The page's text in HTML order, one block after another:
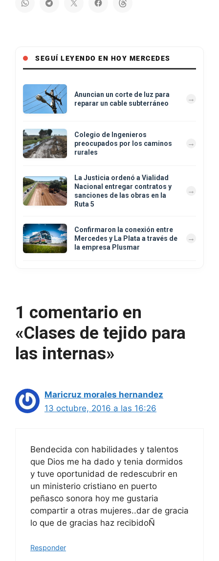
SEGUÍ LEYENDO EN HOY MERCEDES
Anuncian un corte de luz para
reparar un cable subterráneo
Colegio de Ingenieros
preocupados por los caminos
rurales
La Justicia ordenó a Vialidad
Nacional entregar contratos y
sanciones de las obras en la
Ruta 5
Confirmaron la conexión entre
Mercedes y La Plata a través de
la empresa Plusmar
1 comentario en
«Clases de tejido para
las internas»
Maricruz morales hernandez
13 octubre, 2016 a las 16:26
Bendecida con habilidades y talentos
que Dios me ha dado y tenia dormidos
y tuve oportunidad de redescubrir en
un ministerio cristiano en puerto
peñasco sonora hoy me gustaria
compartir a otras mujeres..dar de gracia
lo que de gracias haz recibidoÑ
Responder